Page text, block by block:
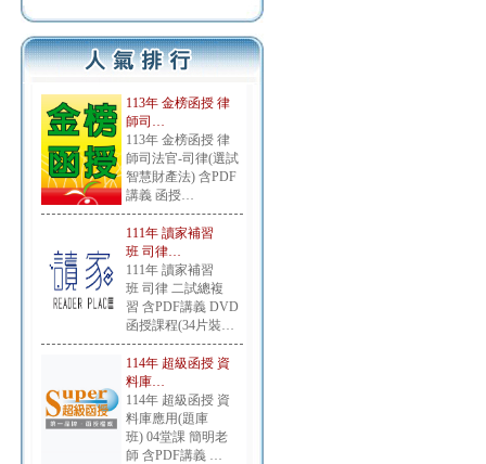
113年 金榜函授 律
師司…
113年 金榜函授 律
師司法官-司律(選試
智慧財產法) 含PDF
講義 函授…
111年 讀家補習
班 司律…
111年 讀家補習
班 司律 二試總複
習 含PDF講義 DVD
函授課程(34片裝…
114年 超級函授 資
料庫…
114年 超級函授 資
料庫應用(題庫
班) 04堂課 簡明老
師 含PDF講義 …